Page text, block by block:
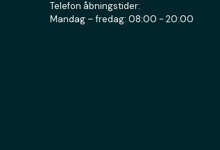
Telefon åbningstider:
Mandag – fredag: 08:00 - 20:00